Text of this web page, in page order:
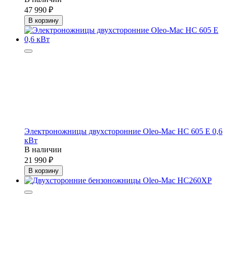
47 990
В корзину
Электроножницы двухсторонние Oleo-Mac HC 605 E 0,6
кВт
В наличии
21 990
В корзину